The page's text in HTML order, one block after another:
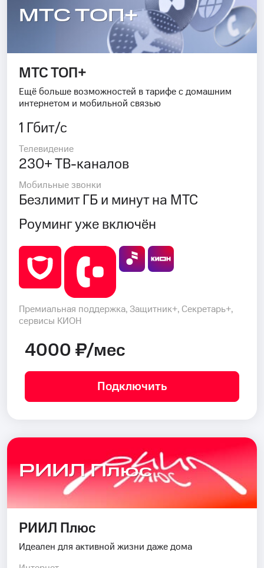
МТС ТОП+
МТС ТОП+
Ещё больше возможностей в тарифе с домашним
интернетом и мобильной связью
1 Гбит/с
Телевидение
230+ ТВ-каналов
Мобильные звонки
Безлимит ГБ и минут на МТС
Роуминг уже включён
Премиальная поддержка, Защитник+, Секретарь+,
сервисы КИОН
4000 ₽/мес
Подключить
РИИЛ Плюс
РИИЛ Плюс
Идеален для активной жизни даже дома